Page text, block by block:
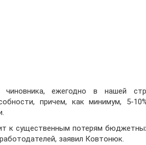
чиновника, ежегодно в нашей
причем, как минимум, 5-
к существенным потерям
заявил Ковтонюк.